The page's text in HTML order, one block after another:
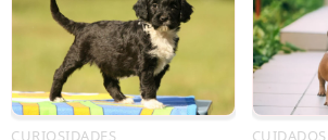
CURIOSIDADES CUIDADOS